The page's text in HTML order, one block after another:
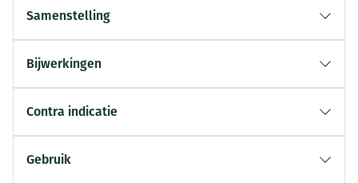
Samenstelling
Bijwerkingen
Contra indicatie
Gebruik